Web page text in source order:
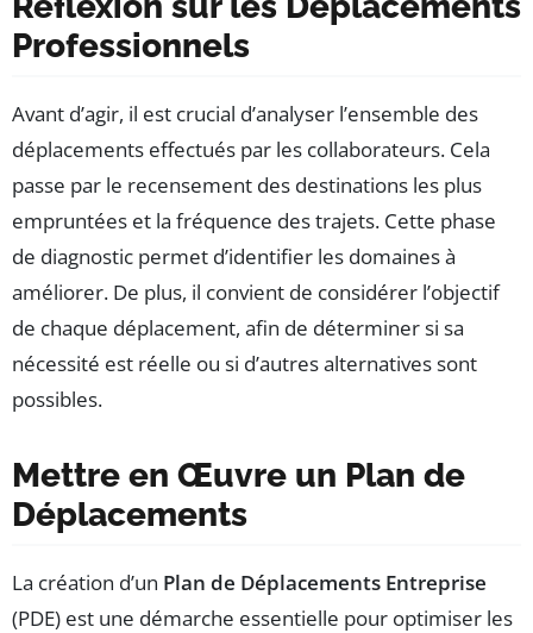
Professionnels
Avant d’agir, il est crucial d’analyser l’ensemble des
déplacements effectués par les collaborateurs. Cela
passe par le recensement des destinations les plus
empruntées et la fréquence des trajets. Cette phase
de diagnostic permet d’identifier les domaines à
améliorer. De plus, il convient de considérer l’objectif
de chaque déplacement, afin de déterminer si sa
nécessité est réelle ou si d’autres alternatives sont
possibles.
Mettre en Œuvre un Plan de
Déplacements
La création d’un Plan de Déplacements Entreprise
(PDE) est une démarche essentielle pour optimiser les